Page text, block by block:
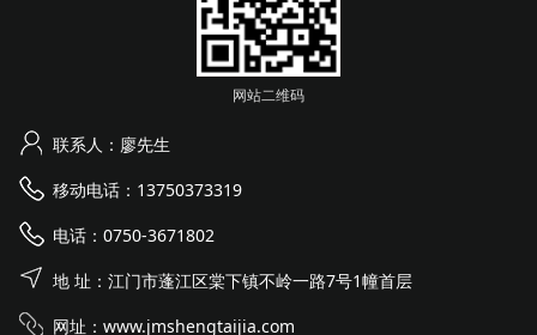
网站二维码
联系人：廖先生
移动电话：13750373319
电话：0750-3671802
地 址：江门市蓬江区棠下镇不岭一路7号1幢首层
网址： www.jmshengtaijia.com